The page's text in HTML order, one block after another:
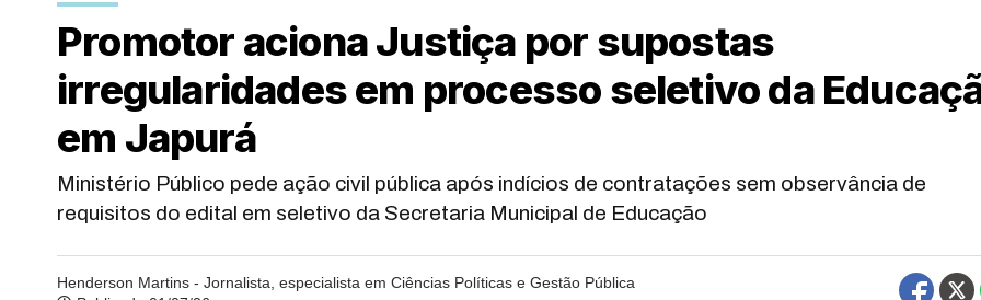
Promotor aciona Justiça por supostas
irregularidades em processo seletivo da
em Japurá
Ministério Público pede ação civil pública após indícios de contratações sem observância de
requisitos do edital em seletivo da Secretaria Municipal de Educação
Henderson Martins - Jornalista, especialista em Ciências Políticas e Gestão Pública